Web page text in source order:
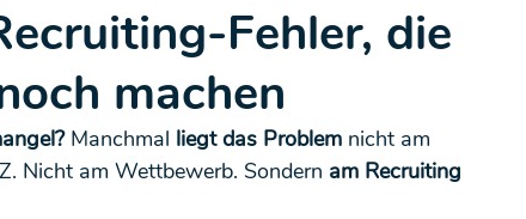
Fehler, die
machen
Manchmal liegt das Problem nicht am
Nicht am Wettbewerb. Sondern am Recruiting